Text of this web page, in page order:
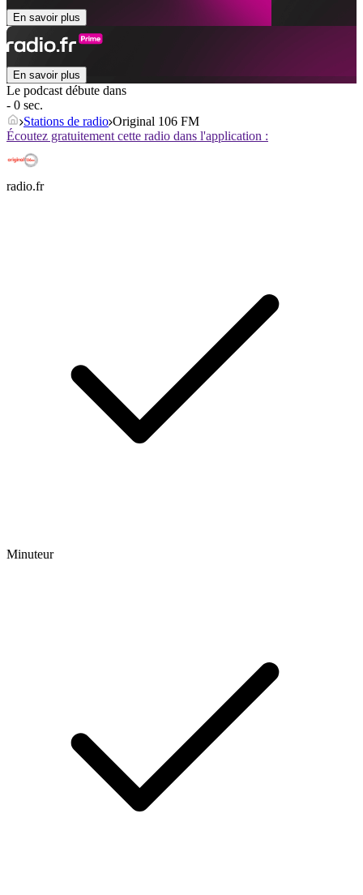
En savoir plus
En savoir plus
Le podcast débute dans
- 0 sec.
Stations de radio Original 106 FM
Écoutez gratuitement cette radio dans l'application :
radio.fr
Minuteur